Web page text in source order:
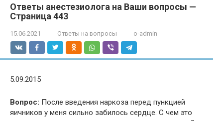
Ответы анестезиолога на Ваши вопросы —
Страница 443
15.06.2021 Ответы на вопросы o-admin
5.09.2015
Вопрос: После введения наркоза перед пункцией
яичников у меня сильно забилось сердце. С чем это